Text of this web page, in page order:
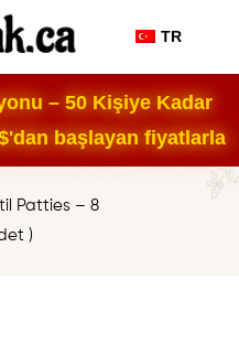
TR
– 50 Kişiye Kadar
başlayan fiyatlarla
Patties – 8
)